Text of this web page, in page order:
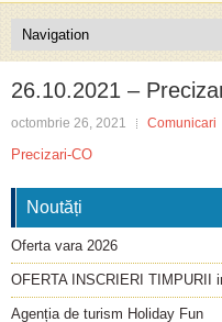
26.10.2021 –
octombrie 26, 2021 Comunicari
Precizari-CO
Noutăți
Oferta vara 2026
OFERTA INSCRIERI TIMPURII
Agenția de turism Holiday Fun